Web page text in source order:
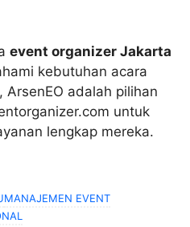
event organizer Jakarta
kebutuhan acara
adalah pilihan
untuk
lengkap mereka.
MANAJEMEN EVENT